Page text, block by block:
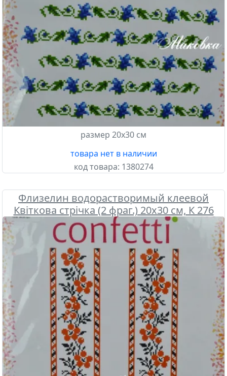
размер 20х30 см
товара нет в наличии
код товара: 1380274
Флизелин водорастворимый клеевой
Квіткова стрічка (2 фраг.) 20х30 см, К 276
Confetti